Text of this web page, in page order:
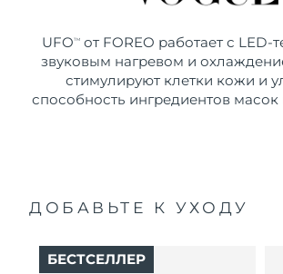
UFO TMот FOREO работает с LED-
звуковым нагревом и
стимулируют клетки кожи и
способность ингредиентов масок
ДОБАВЬТЕ К УХОДУ
БЕСТСЕЛЛЕР